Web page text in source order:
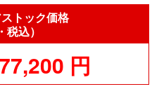
トック価格
税込）
円